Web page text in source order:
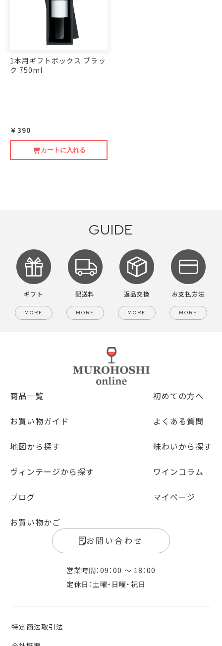
1本用ギフトボックス ブラッ
ク 750ml
￥390
カートに入れる
GUIDE
ギフト
MORE
配送料
MORE
返品交換
MORE
お支払方法
MORE
商品一覧 初めての方へ
お買い物ガイド よくある質問
味わいから探す
ヴィンテージから探す
地図から探す
ワインコラム
ブログ マイページ
お買い物かご
お問い合わせ
営業時間：09：00 〜 18：00
定休日：土曜・日曜・祝日
特定商法取引法